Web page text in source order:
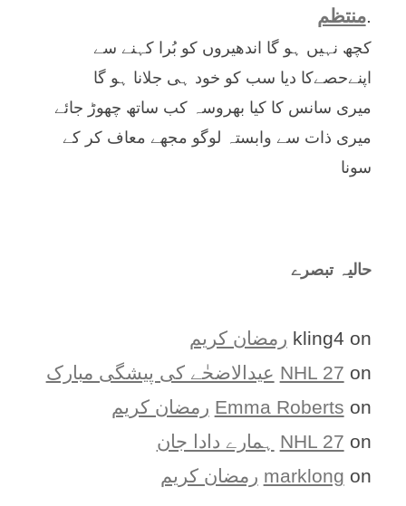
.منتظم
کچھ نہیں ہو گا اندھیروں کو بُرا کہنے سے
اپنےحصےکا دیا سب کو خود ہی جلانا ہو گا
میری سانس کا کیا بھروسہ کب ساتھ چھوڑ جائے
میری ذات سے وابستہ لوگو مجھے معاف کر کے
سونا
حالیہ تبصرے
kling4 on
رمضان کریم
NHL 27 on
عیدالاضحٰے کی پیشگی مبارک
Emma Roberts on
رمضان کریم
NHL 27 on
ہمارے دادا جان
marklong on رمضان کریم